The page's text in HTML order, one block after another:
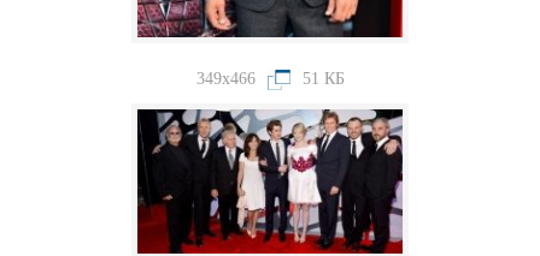
349x466 51 КБ